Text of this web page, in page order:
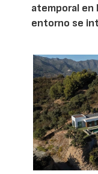
atemporal en
entorno se